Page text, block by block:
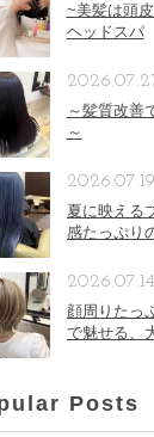
~美髪は頭
ヘッドスパ
～髪質改善
～
夏に映える
感たっぷり
2026.07.19
顔周りたっ
で魅せる、
2026.07.14
Posts